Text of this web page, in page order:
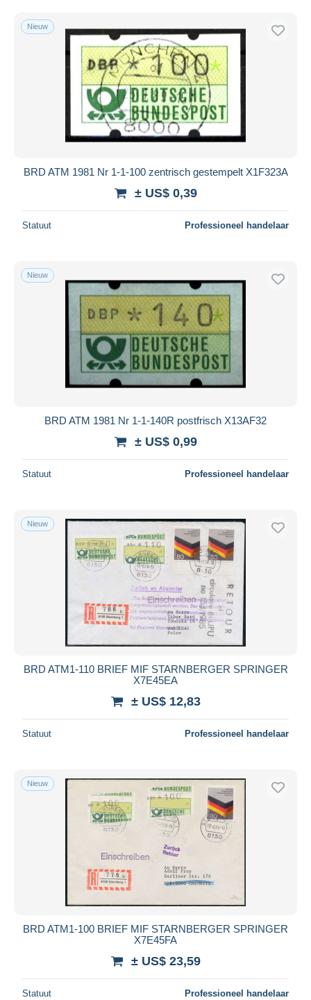
Nieuw
BRD ATM 1981 Nr 1-1-100 zentrisch gestempelt X1F323A
± US$ 0,39
Statuut Professioneel handelaar
Nieuw
BRD ATM 1981 Nr 1-1-140R postfrisch X13AF32
± US$ 0,99
Statuut Professioneel handelaar
Nieuw
BRD ATM1-110 BRIEF MIF STARNBERGER SPRINGER
X7E45EA
± US$ 12,83
Statuut Professioneel handelaar
Nieuw
BRD ATM1-100 BRIEF MIF STARNBERGER SPRINGER
X7E45FA
± US$ 23,59
Statuut Professioneel handelaar